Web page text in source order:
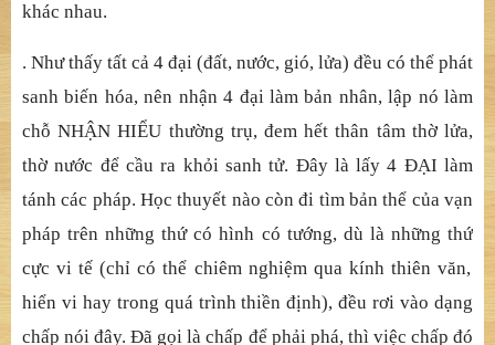
khác nhau.
. Như thấy tất cả 4 đại (đất, nước, gió, lửa) đều có thể phát
sanh biến hóa, nên nhận 4 đại làmbản nhân, lập nó làm
chỗ NHẬN HIỂU thường trụ,đem hết thân tâm thờlửa,
thờnước đểcầu ra khỏi sanh tử. Đây là lấy 4 ĐẠI làm
tánh các pháp. Học thuyết nào cònđi tìm bản thể của vạn
pháp trên những thứcó hình có tướng, dù là những thứ
cực vi tế (chỉ có thể chiêm nghiệm qua kính thiên văn,
hiển vi hay trong quá trình thiềnđịnh),đều rơi vào dạng
chấp nóiđây. Đã gọi là chấp đểphải phá, thì việc chấpđó